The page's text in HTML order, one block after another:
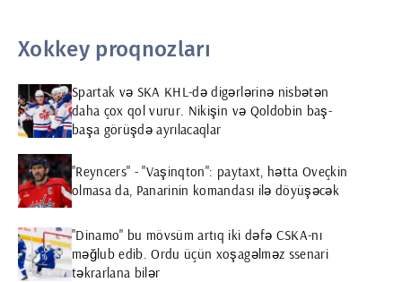
Xokkey proqnozları
Spartak və SKA KHL-də digərlərinə nisbətən
daha çox qol vurur. Nikişin və Qoldobin baş-
başa görüşdə ayrılacaqlar
"Reyncers" - "Vaşinqton": paytaxt, hətta Oveçkin
olmasa da, Panarinin komandası ilə döyüşəcək
"Dinamo" bu mövsüm artıq iki dəfə CSKA-nı
məğlub edib. Ordu üçün xoşagəlməz ssenari
təkrarlana bilər